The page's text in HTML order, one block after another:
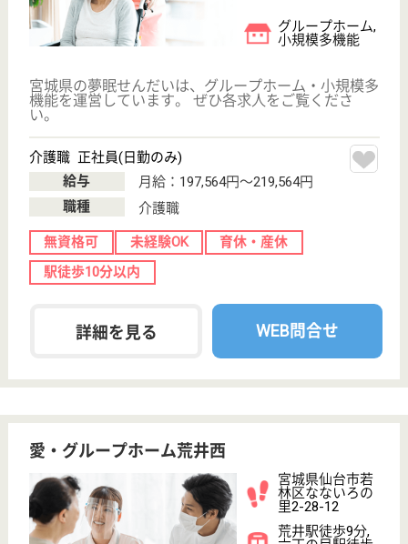
エリア・駅
宮城県/仙台市若林区
こだわり条件
駅徒歩10分以内
変更
事業所情報の一部は、厚生労働省の介護事業所・生活関連情報
検索「介護サービス情報公表システム 」から転載しておりま
介護の転職支援サービスお申込み
簡単30 登録
保有資格を選択してくださ
い
保有資格 必須
初任者研修 実務者研修
誕生年を
誕生年 必須